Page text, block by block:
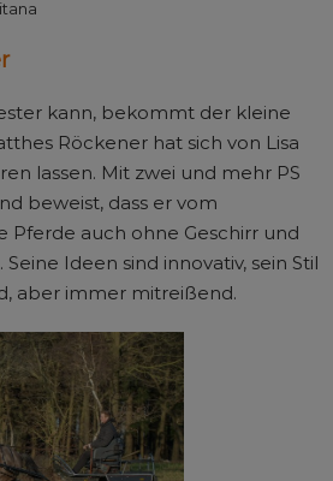
kann, bekommt der kleine
Röckener hat sich von Lisa
lassen. Mit zwei und mehr PS
beweist, dass er vom
Pferde auch ohne Geschirr und
Ideen sind innovativ, sein Stil
aber immer mitreißend.